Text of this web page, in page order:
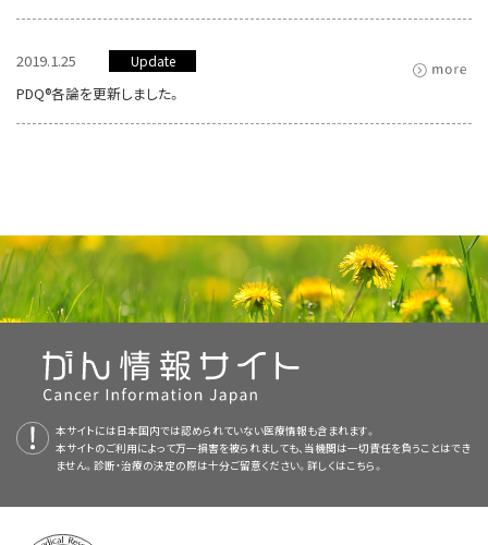
2019.1.25 Update
PDQ®各論を更新しました。
本サイトには日本国内では認められていない医療情報も含まれます。
本サイトのご利用によって万一損害を被られましても、当機関は一切責任を負うことはでき
ません。診断・治療の決定の際は十分ご留意ください。詳しくはこちら。